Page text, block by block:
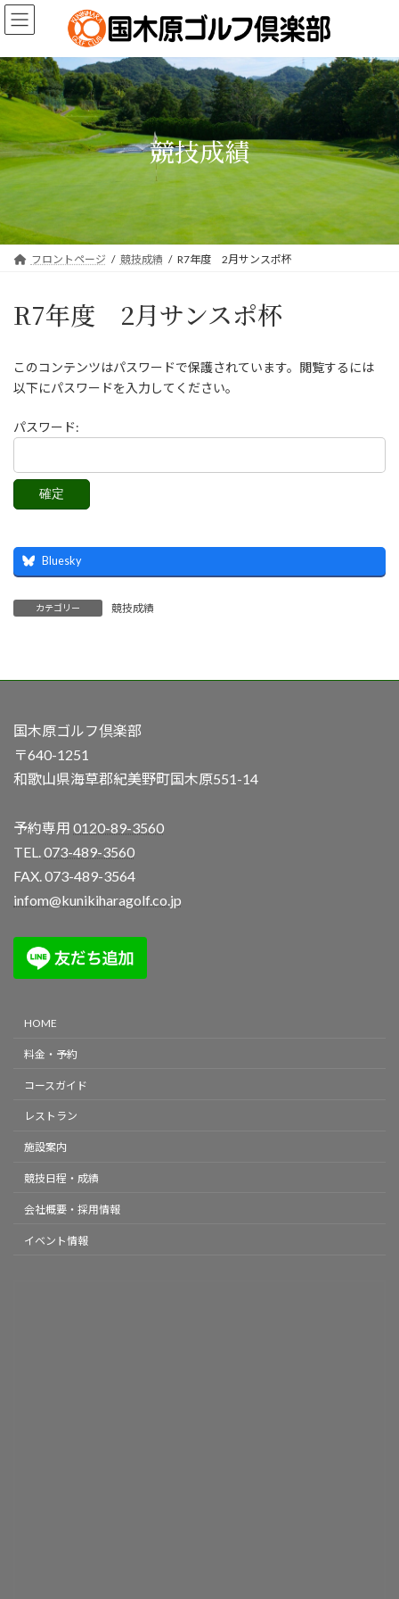
コ
ン
ン
ツ
へ
キ
ッ
プ
ナ
ビ
ー
シ
ョ
に
移
動
競技成績
フロントページ 競技成績 R7年度 2月サンスポ杯
R7年度 2月サンスポ杯
このコンテンツはパスワードで保護されています。閲覧するには
以下にパスワードを入力してください。
パスワード:
Bluesky
カテゴリー 競技成績
国木原ゴルフ倶楽部
〒640-1251
和歌山県海草郡紀美野町国木原551-14
予約専用 0120-89-3560
TEL.073-489-3560
FAX. 073-489-3564
infom@kunikiharagolf.co.jp
HOME
料金・予約
コースガイド
レストラン
施設案内
競技日程・成績
会社概要・採用情報
イベント情報